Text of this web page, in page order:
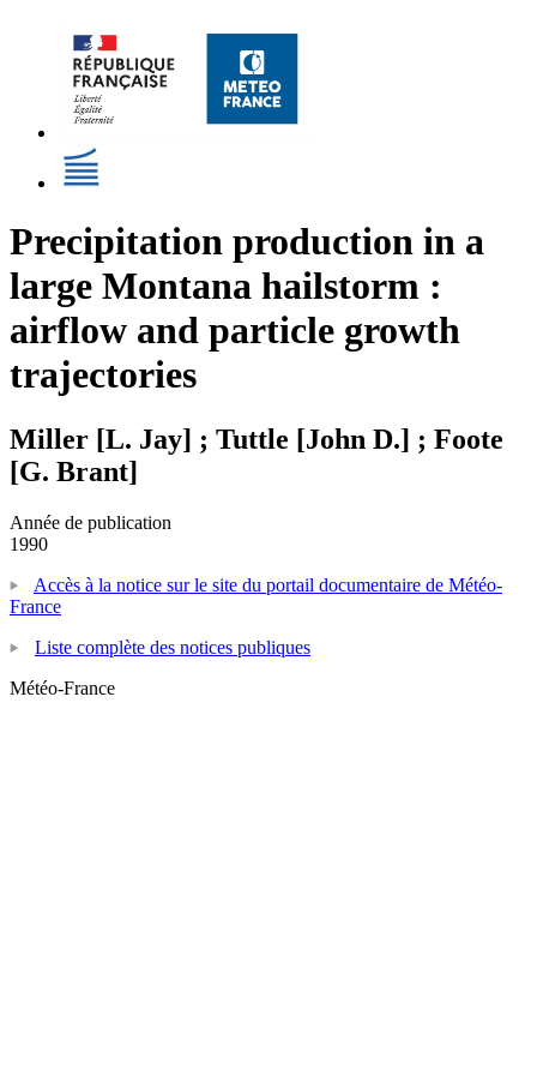
Precipitation production in a
large Montana hailstorm :
airflow and particle growth
trajectories
Miller [L. Jay] ; Tuttle [John D.] ; Foote
[G. Brant]
Année de publication
1990
Accès à la notice sur le site du portail documentaire de Météo-
France
Liste complète des notices publiques
Météo-France